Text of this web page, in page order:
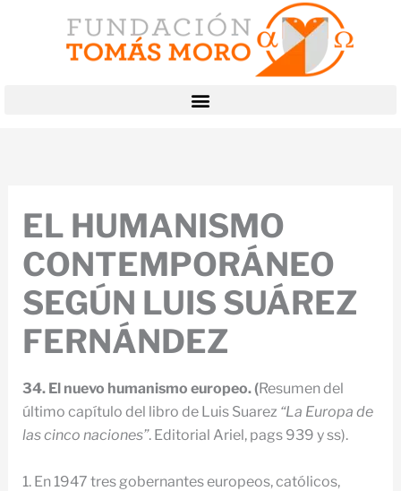
EL HUMANISMO
CONTEMPORÁNEO
SEGÚN LUIS SUÁREZ
FERNÁNDEZ
34. El nuevo humanismo europeo. (Resumen del
último capítulo del libro de Luis Suarez “La Europa de
las cinco naciones”. Editorial Ariel, pags 939 y ss).
1. En 1947 tres gobernantes europeos, católicos,